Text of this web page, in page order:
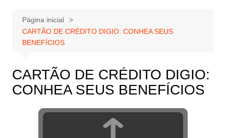
Página inicial
CARTÃO DE CRÉDITO DIGIO: CONHEA SEUS
BENEFÍCIOS
CARTÃO DE CRÉDITO DIGIO:
CONHEA SEUS BENEFÍCIOS